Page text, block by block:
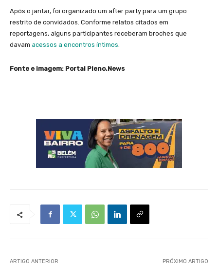
Após o jantar, foi organizado um after party para um grupo
restrito de convidados. Conforme relatos citados em
reportagens, alguns participantes receberam broches que
davam acessos a encontros íntimos.
Fonte e imagem: Portal Pleno.News
ARTIGO ANTERIOR PRÓXIMO ARTIGO